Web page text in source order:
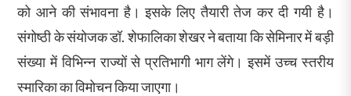
को आने की संभावना है। इसके लिए तैयारी तेज कर दी गयी है।
संगोष्ठी के संयोजक डॉ. शेफालिका शेखर ने बताया कि सेमिनार में बड़ी
संख्या में विभिन्न राज्यों से प्रतिभागी भाग लेंगे। इसमें उच्च स्तरीय
स्मारिका का विमोचन किया जाएगा।